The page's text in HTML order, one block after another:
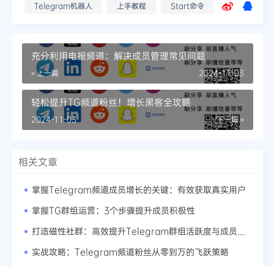
Telegram机器人 上手教程 Start命令
充分利用电报频道：解决成员管理常见问题
« 上一篇 2024-11-03
轻松提升TG频道粉丝！增长黑客全攻略
下一篇 »
2024-11-03
相关文章
掌握Telegram频道成员增长的关键：有效获取真实用户
掌握TG群组运营：3个步骤提升成员积极性
实战攻略：Telegram频道粉丝从零到万的飞跃策略